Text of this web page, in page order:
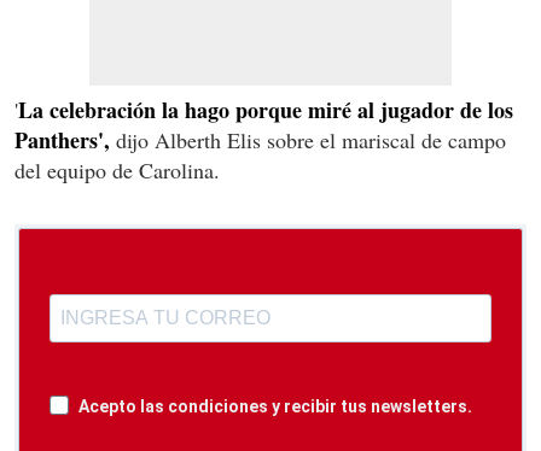
'La celebración la hago porque miré al jugador de los
Panthers', dijo Alberth Elis sobre el mariscal de campo
del equipo de Carolina.
Acepto las condiciones y recibir tus newsletters.